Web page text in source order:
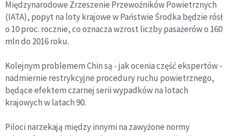
Międzynarodowe Zrzeszenie Przewoźników Powietrznych
(IATA), popyt na loty krajowe w Państwie Środka będzie rósł
o 10 proc. rocznie, co oznacza wzrost liczby pasażerów o 160
mln do 2016 roku.
Kolejnym problemem Chin są - jak ocenia część ekspertów -
nadmiernie restrykcyjne procedury ruchu powietrznego,
będące efektem czarnej serii wypadków na lotach
krajowych w latach 90.
Piloci narzekają między innymi na zawyżone normy